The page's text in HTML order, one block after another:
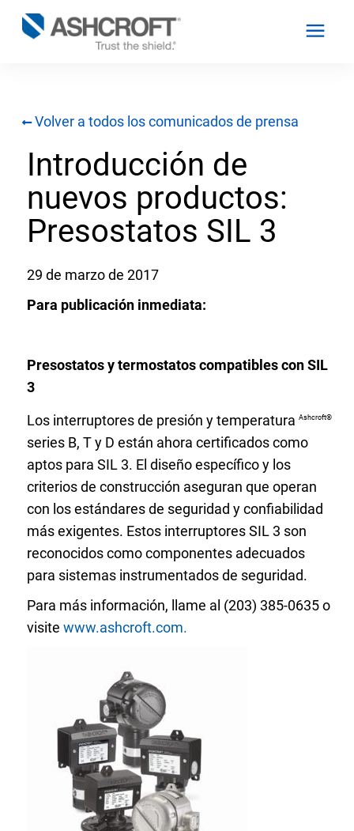
Español
Productos
Industrias
Recursos
Acerca de
Seleccione una zona geográfica
Inicio de sesión
Carreras profesionales
Póngase en contacto
Solicitar cotización
Volver a todos los comunicados de prensa
Introducción de
nuevos productos:
Presostatos SIL 3
29 de marzo de 2017
Para publicación inmediata:
Presostatos y termostatos compatibles con SIL
3
Los interruptores de presión y temperaturaAshcroft®
series B, T y D están ahora certificados como
aptos para SIL 3. El diseño específico y los
criterios de construcción aseguran que operan
con los estándares de seguridad y confiabilidad
más exigentes. Estos interruptores SIL 3 son
reconocidos como componentes adecuados
para sistemas instrumentados de seguridad.
Para más información, llame al (203) 385-0635 o
visitewww.ashcroft.com.